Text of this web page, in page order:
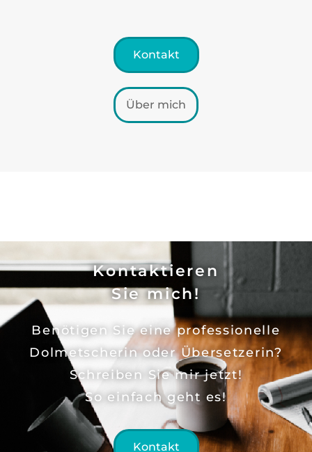
Kontakt
Über mich
Kontaktieren
Sie mich!
Benötigen Sie eine professionelle
Dolmetscherin oder Übersetzerin?
Schreiben Sie mir jetzt!
So einfach geht es!
Kontakt